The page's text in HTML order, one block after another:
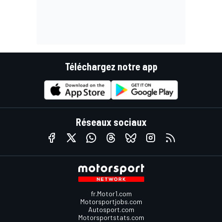
Téléchargez notre app
Réseaux sociaux
fr.Motor1.com
Motorsportjobs.com
Autosport.com
Motorsportstats.com